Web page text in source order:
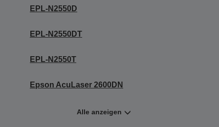
EPL-N2550D
EPL-N2550DT
EPL-N2550T
Epson AcuLaser 2600DN
Alle anzeigen